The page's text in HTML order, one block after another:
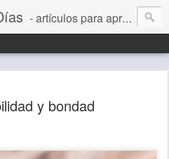
- artículos para aprender a vivir mejor, un día a la vez. Por Juan C Quintero
y bondad